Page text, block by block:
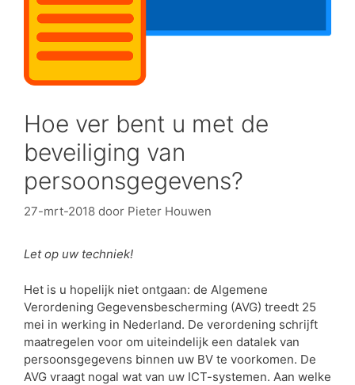
Hoe ver bent u met de
beveiliging van
persoonsgegevens?
27-mrt-2018 door Pieter Houwen
Let op uw techniek!
Het is u hopelijk niet ontgaan: de Algemene
Verordening Gegevensbescherming (AVG) treedt 25
mei in werking in Nederland. De verordening schrijft
maatregelen voor om uiteindelijk een datalek van
persoonsgegevens binnen uw BV te voorkomen. De
AVG vraagt nogal wat van uw ICT-systemen. Aan welke